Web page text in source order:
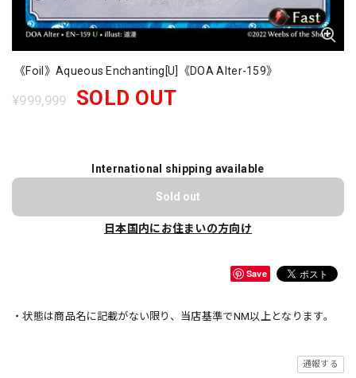
《Foil》Aqueous Enchanting[U]《DOA Alter-159》
¥999,999 SOLD OUT
International shipping available
Sold out
日本国内にお住まいの方向け
Save
・状態は商品名に記載がない限り、当店基準でNM以上となります。
通報する